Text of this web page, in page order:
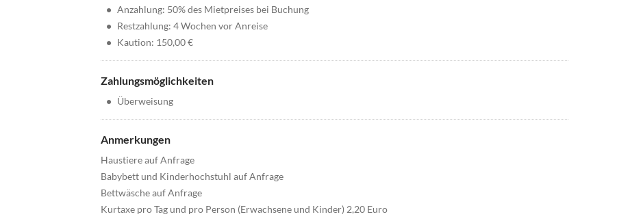
• Anzahlung: 50% des Mietpreises bei Buchung
• Restzahlung: 4 Wochen vor Anreise
• Kaution: 150,00 €
Zahlungsmöglichkeiten
• Überweisung
Anmerkungen
Haustiere auf Anfrage
Babybett und Kinderhochstuhl auf Anfrage
Bettwäsche auf Anfrage
Kurtaxe pro Tag und pro Person (Erwachsene und Kinder) 2,20 Euro